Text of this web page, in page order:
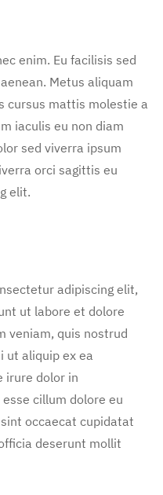
enim. Eu facilisis sed
Metus aliquam
cursus mattis molestie a
iaculis eu non diam
sed viverra ipsum
orci sagittis eu
elit.
adipiscing elit,
ut labore et dolore
veniam, quis nostrud
ut aliquip ex ea
irure dolor in
cillum dolore eu
occaecat cupidatat
deserunt mollit